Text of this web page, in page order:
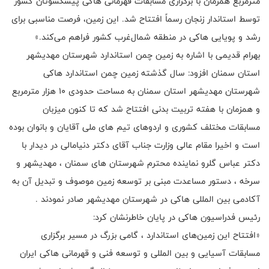
توسط استاندار زنجان رسماً افتتاح شد. این زمین، فرصت مناسبی برای
رشد و پویایی هاکی در منطقه شمال‌غرب کشور فراهم می‌کند.»
بهرام قدیمی با اشاره به زمین چمن استاندارد شهرستان مهدیشهر
استان سمنان افزود: سال گذشته زمین چمن استاندارد هاکی
شهرستان مهدیشهر استان سمنان به مساحت حدودی ۱۰ هزار مترمربع
و همزمان با هفته تربیت بدنی افتتاح شد که تا کنون میزبان
مسابقات مختلف کشوری و اردوهای تیم های ملی آقایان و بانوان بوده
است و اخیرا مقام عالی وزارت جناب آقای دکتر دنیامالی در دیدار با
دکتر عباس گلرو نماینده محترم شهرستان های سمنان ، مهدیشهر و
سرخه ، دستور مساعدت مبنی بر توسعه زمین موصوف و تبدیل آن به
آکادمی بین المللی هاکی در شهرستان مهدیشهر صادر نمودند .
رئیس فدراسیون هاکی در پایان خاطرنشان کرد:
«افتتاح این زمین‌های استاندارد ، گامی بزرگ در مسیر برگزاری
مسابقات آسیایی و بین المللی و توسعه فنی و قهرمانی هاکی ایران